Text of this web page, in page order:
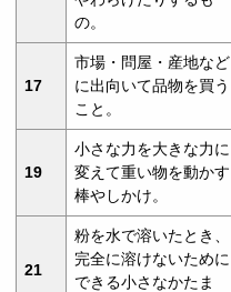
の。
17
市場・問屋・産地など
に出向いて品物を買う
こと。
19
小さな力を大きな力に
変えて重い物を動かす
棒やしかけ。
21
粉を水で溶いたとき、
完全に溶けないために
できる小さなかたま